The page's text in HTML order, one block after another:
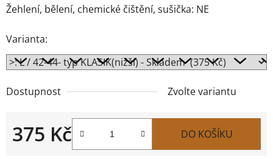
Žehlení, bělení, chemické čištění, sušička: NE
Varianta:
Dostupnost Zvolte variantu
375 Kč DO KOŠÍKU